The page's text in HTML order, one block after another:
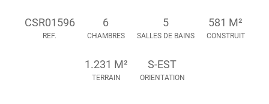
CSR01596
REF.
6
CHAMBRES
5
SALLES DE BAINS
581 M²
CONSTRUIT
1.231 M²
TERRAIN
S-EST
ORIENTATION